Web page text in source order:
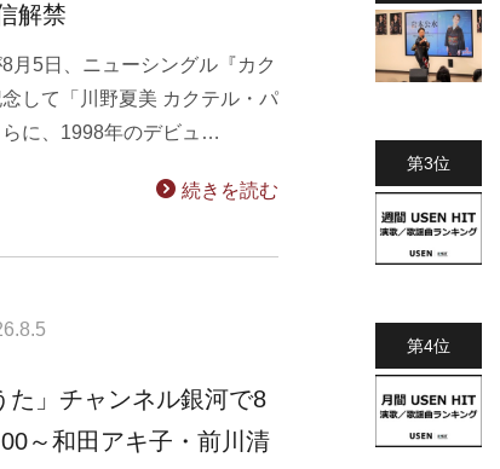
解禁
月5日、ニューシングル『カク
して「川野夏美 カクテル・パ
に、1998年のデビュ…
続きを読む
た」チャンネル銀河で8
～和田アキ子・前川清